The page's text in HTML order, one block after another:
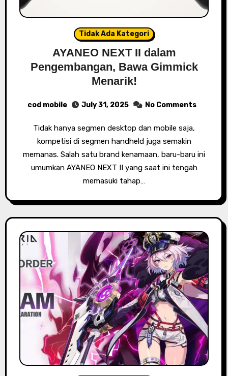
Tidak Ada Kategori
AYANEO NEXT II dalam
Pengembangan, Bawa Gimmick
Menarik!
cod mobile July 31, 2025 No Comments
Tidak hanya segmen desktop dan mobile saja,
kompetisi di segmen handheld juga semakin
memanas. Salah satu brand kenamaan, baru-baru ini
umumkan AYANEO NEXT II yang saat ini tengah
memasuki tahap…